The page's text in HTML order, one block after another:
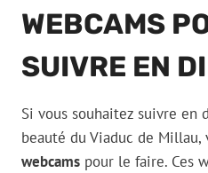
WEBCAMS
SUIVRE EN
Si vous souhaitez suivre en
beauté du Viaduc de
webcams pour le faire. Ces